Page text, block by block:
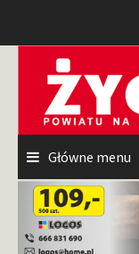
Główne menu